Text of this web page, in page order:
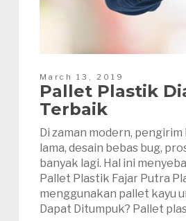
March 13, 2019
Pallet Plastik
Terbaik
Di zaman modern,
lama, desain bebas bug,
banyak lagi. Hal ini
Pallet Plastik Fajar Putra
menggunakan pallet kayu
Dapat Ditumpuk? Pallet